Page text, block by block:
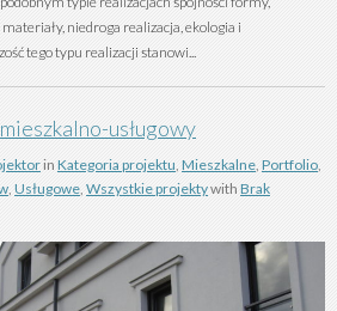
niedroga realizacja, ekologia i
tego typu realizacji stanowi...
usługowy
in Kategoria projektu Mieszkalne Portfolio
Usługowe Wszystkie projektywith Brak